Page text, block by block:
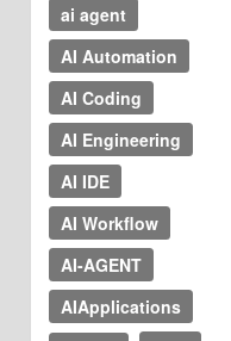
ai agent
AI Automation
AI Coding
AI Engineering
AI IDE
AI Workflow
AI-AGENT
AIApplications